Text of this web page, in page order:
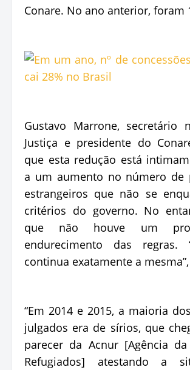
Conare. No ano anterior, foram
Gustavo Marrone, secretário
Justiça e presidente do
que esta redução está
a um aumento no número de
estrangeiros que não se
critérios do governo. No
que não houve um
endurecimento das regras.
continua exatamente a
“Em 2014 e 2015, a maioria
julgados era de sírios, que
parecer da Acnur [Agência
Refugiados] atestando a